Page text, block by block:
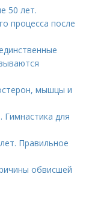
50 лет.
процесса после
мышцы и
Гимнастика для
Правильное
обвисшей